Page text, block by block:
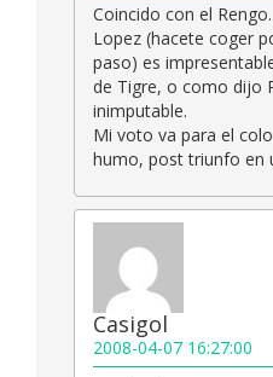
Coincido con el
Lopez (hacete coger
paso) es
de Tigre, o como dijo
inimputable.
Mi voto va para el
humo, post triunfo en
Casigol
2008-04-07 16:27:00